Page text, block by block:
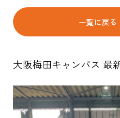
一覧に戻る
大阪梅田キャンパス 最